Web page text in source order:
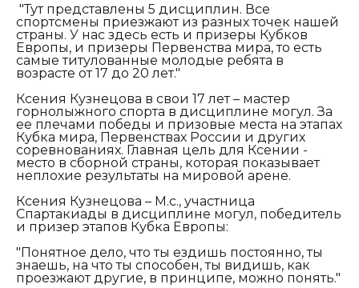
"Тут представлены 5 дисциплин. Все
спортсмены приезжают из разных точек нашей
страны. У нас здесь есть и призеры Кубков
Европы, и призеры Первенства мира, то есть
самые титулованные молодые ребята в
возрасте от 17 до 20 лет."
Ксения Кузнецова в свои 17 лет – мастер
горнолыжного спорта в дисциплине могул. За
ее плечами победы и призовые места на этапах
Кубка мира, Первенствах России и других
соревнованиях. Главная цель для Ксении -
место в сборной страны, которая показывает
неплохие результаты на мировой арене.
Ксения Кузнецова – М.с., участница
Спартакиады в дисциплине могул, победитель
и призер этапов Кубка Европы:
"Понятное дело, что ты ездишь постоянно, ты
знаешь, на что ты способен, ты видишь, как
проезжают другие, в принципе, можно понять."